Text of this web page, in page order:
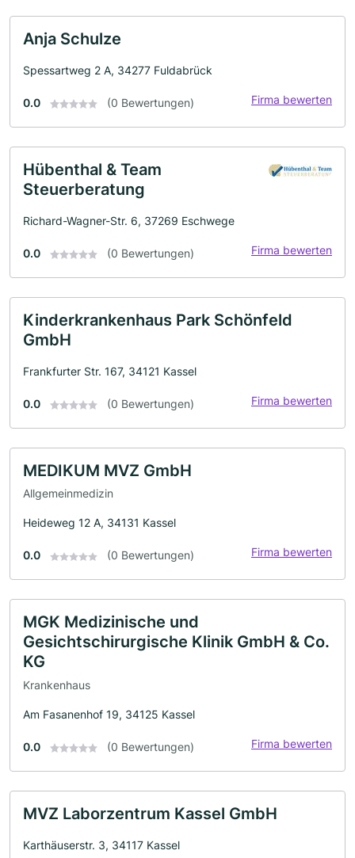
Anja Schulze
Spessartweg 2 A, 34277 Fuldabrück
0.0 (0 Bewertungen) Firma bewerten
Hübenthal & Team
Steuerberatung
Richard-Wagner-Str. 6, 37269 Eschwege
0.0 (0 Bewertungen) Firma bewerten
Kinderkrankenhaus Park Schönfeld
GmbH
Frankfurter Str. 167, 34121 Kassel
0.0 (0 Bewertungen) Firma bewerten
MEDIKUM MVZ GmbH
Allgemeinmedizin
Heideweg 12 A, 34131 Kassel
0.0 (0 Bewertungen) Firma bewerten
MGK Medizinische und
Gesichtschirurgische Klinik GmbH & Co.
KG
Krankenhaus
Am Fasanenhof 19, 34125 Kassel
0.0 (0 Bewertungen) Firma bewerten
MVZ Laborzentrum Kassel GmbH
Karthäuserstr. 3, 34117 Kassel